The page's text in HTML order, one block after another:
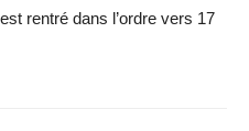
rentré dans l’ordre vers 17